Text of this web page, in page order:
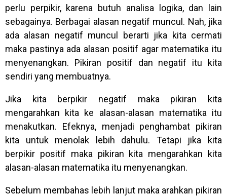
perlu perpikir, karena butuh analisa logika, dan lain
sebagainya. Berbagai alasan negatif muncul. Nah, jika
ada alasan negatif muncul berarti jika kita cermati
maka pastinya ada alasan positif agar matematika itu
menyenangkan. Pikiran positif dan negatif itu kita
sendiri yang membuatnya.
Jika kita berpikir negatif maka pikiran kita
mengarahkan kita ke alasan-alasan matematika itu
menakutkan. Efeknya, menjadi penghambat pikiran
kita untuk menolak lebih dahulu. Tetapi jika kita
berpikir positif maka pikiran kita mengarahkan kita
alasan-alasan matematika itu menyenangkan.
Sebelum membahas lebih lanjut maka arahkan pikiran